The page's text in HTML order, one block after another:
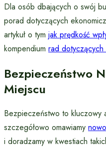
Dla osób dbających o swój
porad dotyczących
artykuł o tym jak prędkość
kompendium rad
Bezpieczeństwo
Miejscu
Bezpieczeństwo to kluczowy
szczegółowo omawiamy
i doradzamy w kwestiach